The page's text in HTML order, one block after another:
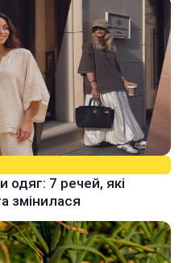
одяг: 7 речей, які
змінилася